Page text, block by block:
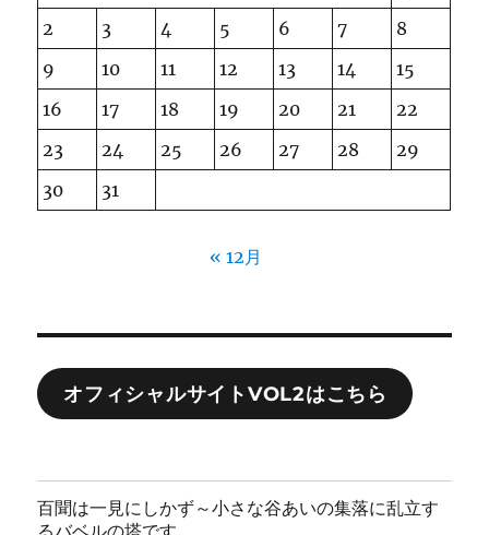
2
3 4 5 6 7
8
9
10 11 12 13 14
15
16
17 18 19 20 21
22
23
24 25 26 27 28
29
30
31
« 12月
オフィシャルサイトVOL2はこちら
百聞は一見にしかず～小さな谷あいの集落に乱立す
るバベルの塔です。